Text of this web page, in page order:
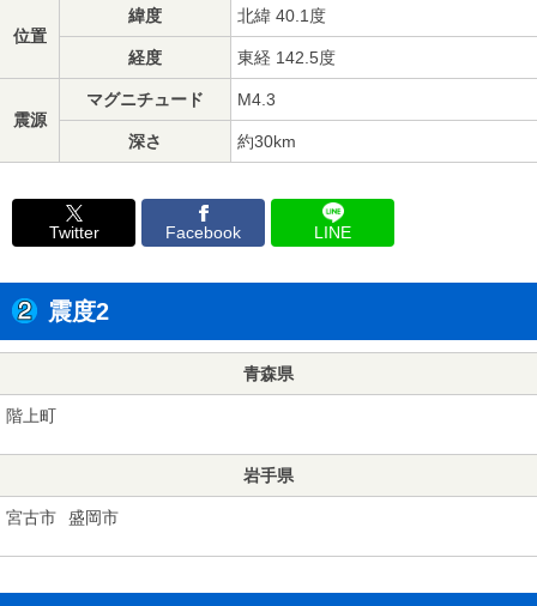
位置
緯度 北緯 40.1度
経度 東経 142.5度
震源
マグニチュード M4.3
深さ 約30km
Twitter Facebook LINE
震度2
青森県
階上町
岩手県
宮古市 盛岡市